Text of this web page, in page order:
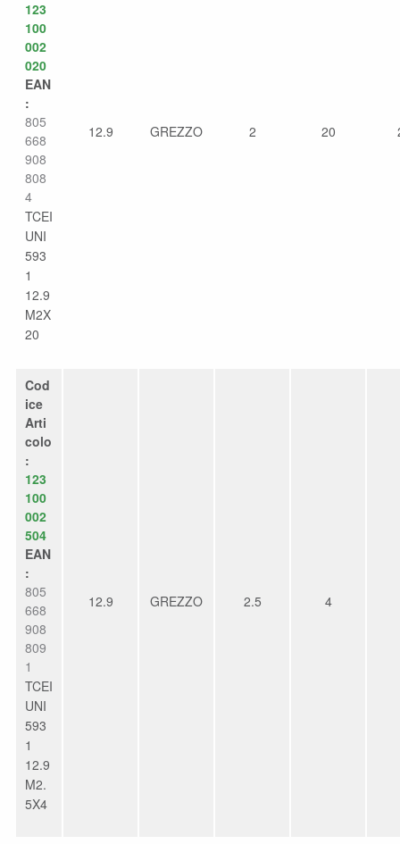
123
100
002
020
EAN
:
805
668
908
808
4
TCEI
UNI
593
1
12.9
M2X
20
12.9 GREZZO 2 20
Cod
ice
Arti
colo
:
123
100
002
504
EAN
:
805
668
908
809
1
TCEI
UNI
593
1
12.9
M2.
5X4
12.9 GREZZO 2.5 4